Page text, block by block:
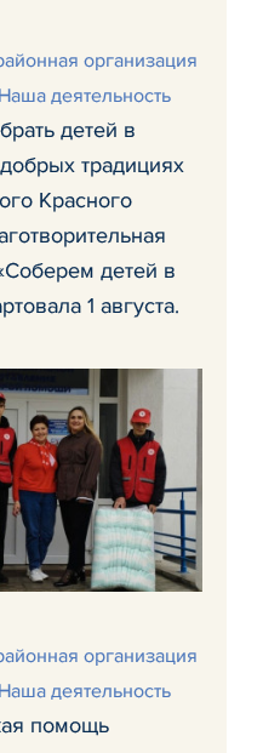
организация
деятельность
детей в
традициях
Красного
детей в
1 августа.
организация
деятельность
помощь